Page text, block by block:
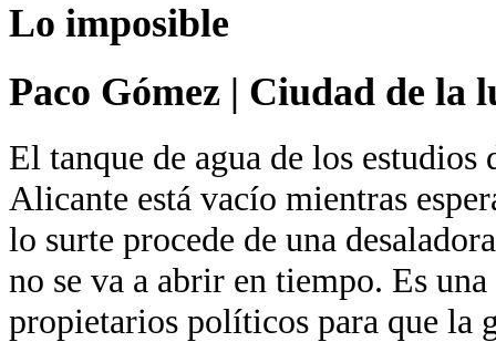
Lo imposible
Paco Gómez | Ciudad de la
El tanque de agua de los
Alicante está vacío mientras
lo surte procede de una
no se va a abrir en tiempo. Es
propietarios políticos para que la